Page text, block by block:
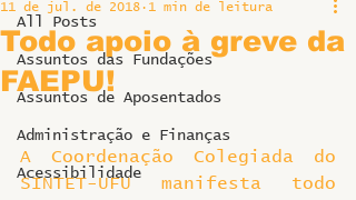
All Posts
Assuntos das Fundações
Assuntos de Aposentados
Administração e Finanças
Acessibilidade
Todo apoio à greve da
FAEPU!
11 de jul. de 2018 1 min de leitura
A Coordenação Colegiada do
SINTET-UFU manifesta todo